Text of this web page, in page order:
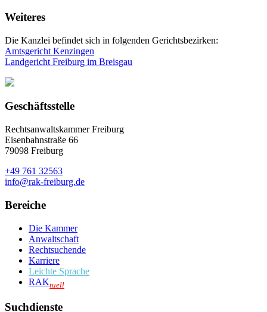
Weiteres
Die Kanzlei befindet sich in folgenden Gerichtsbezirken:
Amtsgericht Kenzingen
Landgericht Freiburg im Breisgau
Geschäftsstelle
Rechtsanwaltskammer Freiburg
Eisenbahnstraße 66
79098 Freiburg
+49 761 32563
info@rak-freiburg.de
Bereiche
Die Kammer
Anwaltschaft
Rechtsuchende
Karriere
Leichte Sprache
RAKtuell
Suchdienste